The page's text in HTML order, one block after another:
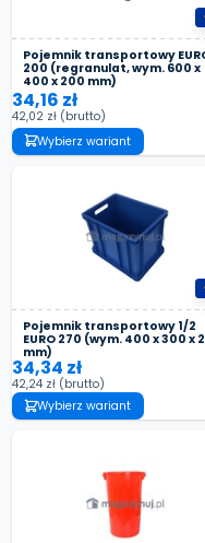
Pojemnik transportowy
200 (regranulat, wym. 600 x
400 x 200 mm)
34,16 zł
42,02 zł (brutto)
Wybierz wariant
Pojemnik transportowy 1/2
EURO 270 (wym. 400 x 300 x
mm)
34,34 zł
42,24 zł (brutto)
Wybierz wariant